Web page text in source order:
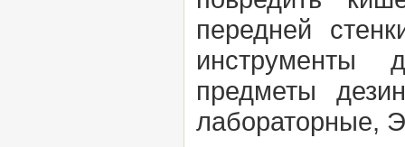
передней
инструменты
предметы
лабораторные,